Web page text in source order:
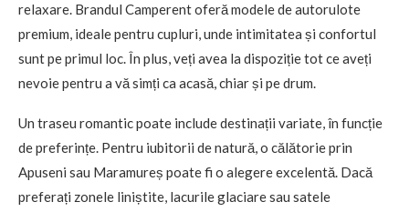
relaxare. Brandul Camperent oferă modele de autorulote
premium, ideale pentru cupluri, unde intimitatea și confortul
sunt pe primul loc. În plus, veți avea la dispoziție tot ce aveți
nevoie pentru a vă simți ca acasă, chiar și pe drum.
Un traseu romantic poate include destinații variate, în funcție
de preferințe. Pentru iubitorii de natură, o călătorie prin
Apuseni sau Maramureș poate fi o alegere excelentă. Dacă
preferați zonele liniștite, lacurile glaciare sau satele